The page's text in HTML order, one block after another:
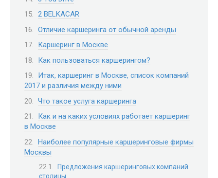
2 BELKACAR
Отличие каршеринга от обычной аренды
Каршеринг в Москве
Как пользоваться каршерингом?
Итак, каршеринг в Москве, список компаний
2017 и различия между ними
Что такое услуга каршеринга
Как и на каких условиях работает каршеринг
в Москве
Наиболее популярные каршеринговые фирмы
Москвы
Предложения каршеринговых компаний
столицы